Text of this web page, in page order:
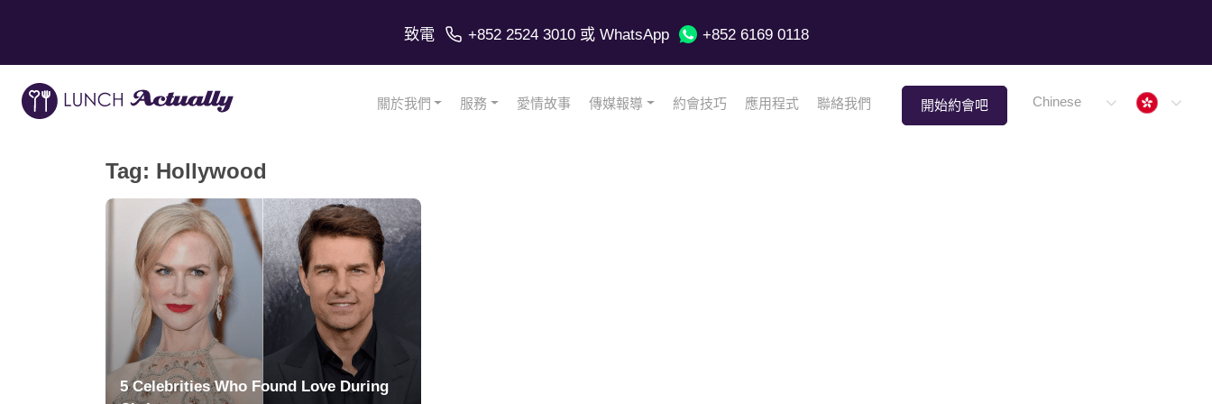
致電 +852 2524 3010或 WhatsApp +852 6169 0118
關於我們 服務 愛情故事 傳媒報導 約會技巧 應用程式 聯絡我們 開始約會吧 Chinese Hong
Tag: Hollywood
5 Celebrities Who Found Love During